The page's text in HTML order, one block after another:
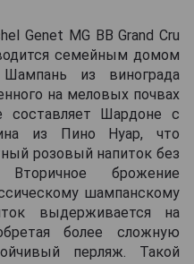
Genet MG BB Grand Cru
семейным домом
из винограда
на меловых почвах
составляет Шардоне с
из Пино Нуар, что
розовый напиток без
Вторичное брожение
шампанскому
выдерживается на
более сложную
перляж. Такой